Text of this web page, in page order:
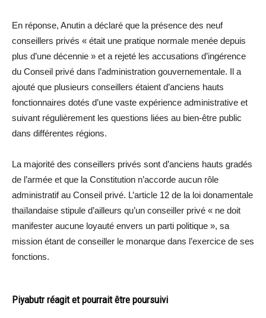
En réponse, Anutin a déclaré que la présence des neuf
conseillers privés « était une pratique normale menée depuis
plus d’une décennie » et a rejeté les accusations d’ingérence
du Conseil privé dans l’administration gouvernementale. Il a
ajouté que plusieurs conseillers étaient d’anciens hauts
fonctionnaires dotés d’une vaste expérience administrative et
suivant régulièrement les questions liées au bien-être public
dans différentes régions.
La majorité des conseillers privés sont d’anciens hauts gradés
de l’armée et que la Constitution n’accorde aucun rôle
administratif au Conseil privé. L’article 12 de la loi donamentale
thaïlandaise stipule d’ailleurs qu’un conseiller privé « ne doit
manifester aucune loyauté envers un parti politique », sa
mission étant de conseiller le monarque dans l’exercice de ses
fonctions.
Piyabutr réagit et pourrait être poursuivi